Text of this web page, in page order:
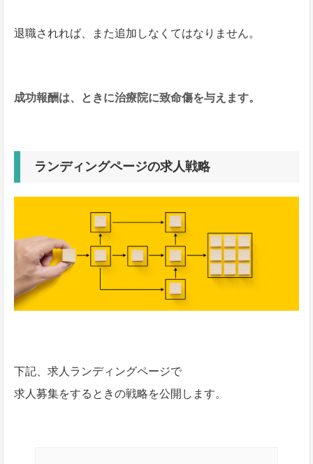
退職されれば、また追加しなくてはなりません。
成功報酬は、ときに治療院に致命傷を与えます。
ランディングページの求人戦略
下記、求人ランディングページで
求人募集をするときの戦略を公開します。